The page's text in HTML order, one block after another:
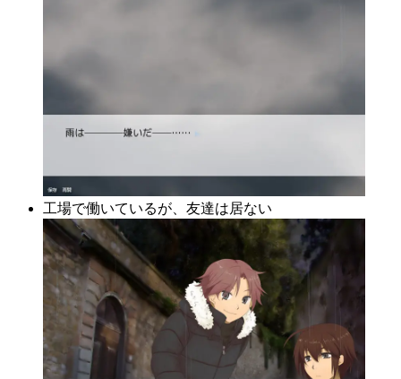
工場で働いているが、友達は居ない